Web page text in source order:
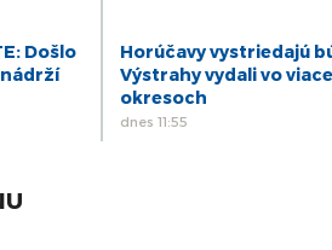
Došlo
Horúčavy vystriedajú
Výstrahy vydali vo
okresoch
dnes 11:55